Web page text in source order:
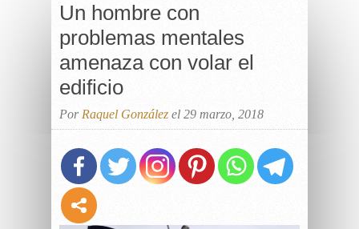
Un hombre con
problemas mentales
amenaza con volar el
edificio
Por Raquel González el 29 marzo, 2018